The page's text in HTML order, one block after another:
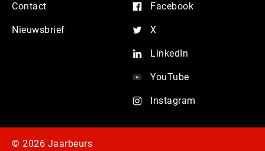
Contact
Nieuwsbrief
Facebook
X
LinkedIn
YouTube
Instagram
© 2026 Jaarbeurs